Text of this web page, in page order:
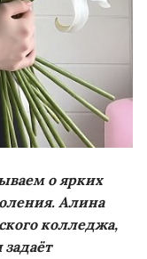
о ярких
Алина
колледжа,